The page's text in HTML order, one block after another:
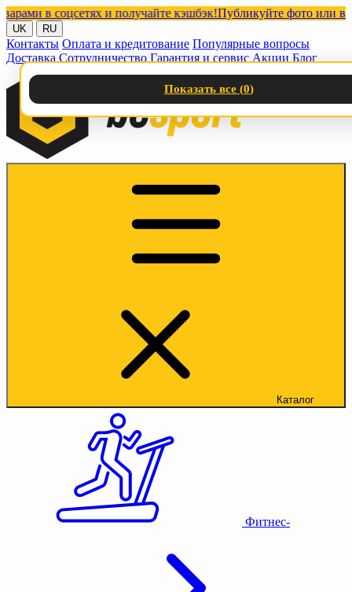
в соцсетях и получайте кэшбэк!Публикуйте фото или видео
UK RU
Контакты Оплата и кредитование Популярные вопросы
Доставка Сотрудничество Гарантия и сервис Акции Блог
Каталог
Фитнес-
Показать все (0)